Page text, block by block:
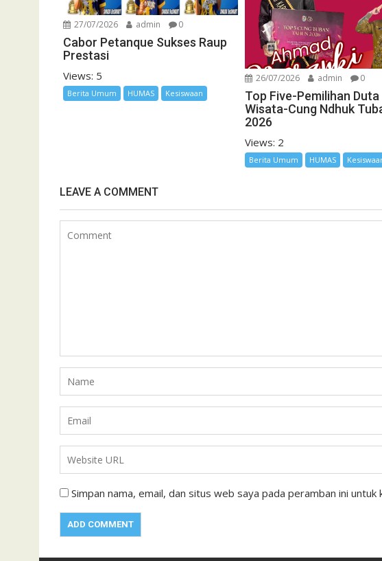
27/07/2026 admin 0
Cabor Petanque Sukses Raup
Prestasi
Views: 5
Berita Umum HUMAS Kesiswaan
26/07/2026 admin 0
Top Five-Pemilihan Duta
Wisata-Cung Ndhuk
2026
Views: 2
Berita Umum HUMAS
LEAVE A COMMENT
Simpan nama, email, dan situs web saya pada peramban ini